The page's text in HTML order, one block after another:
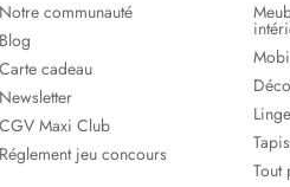
Notre communauté
Blog
Carte cadeau
Newsletter
CGV Maxi Club
Réglement jeu concours
Tapis
Tout